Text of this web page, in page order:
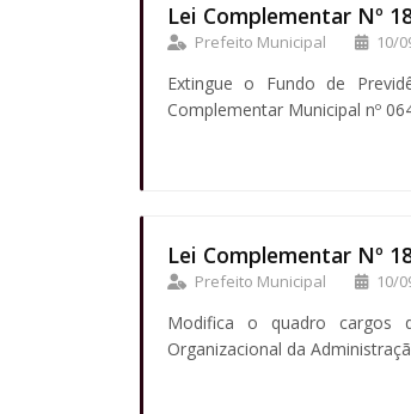
Lei Complementar Nº
Prefeito Municipal 10/
Extingue o Fundo de
Complementar Municipal nº
Lei Complementar Nº
Prefeito Municipal 10/
Modifica o quadro cargos
Organizacional da